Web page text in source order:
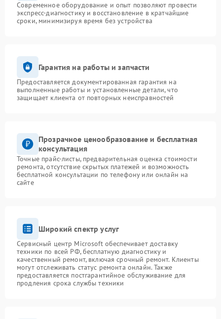
Современное оборудование и опыт позволяют провести
экспресс-диагностику и восстановление в кратчайшие
сроки, минимизируя время без устройства
Гарантия на работы и запчасти
Предоставляется документированная гарантия на
выполненные работы и установленные детали, что
защищает клиента от повторных неисправностей
Прозрачное ценообразование и бесплатная
консультация
Точные прайс-листы, предварительная оценка стоимости
ремонта, отсутствие скрытых платежей и возможность
бесплатной консультации по телефону или онлайн на
сайте
Широкий спектр услуг
Сервисный центр Microsoft обеспечивает доставку
техники по всей РФ, бесплатную диагностику и
качественный ремонт, включая срочный ремонт. Клиенты
могут отслеживать статус ремонта онлайн. Также
предоставляется постгарантийное обслуживание для
продления срока службы техники